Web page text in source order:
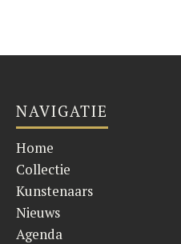
NAVIGATIE
Home
Collectie
Kunstenaars
Nieuws
Agenda